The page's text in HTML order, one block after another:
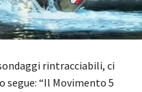
rintracciabili, ci
segue: “Il Movimento 5